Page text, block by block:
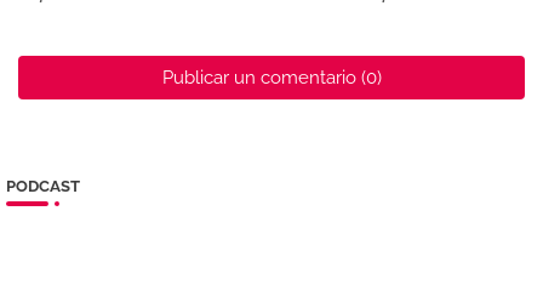
Publicar un comentario (0)
PODCAST